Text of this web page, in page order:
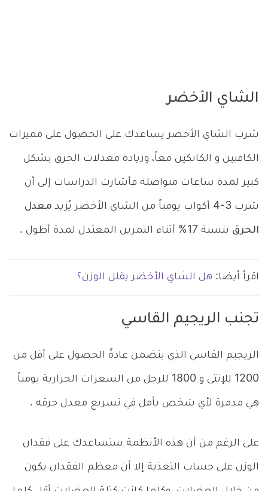
الشاي الأخضر
شرب الشاي الأخضر يساعدك على الحصول على مميزات
الكافيين و الكاتكين معاً، وزيادة معدلات الحرق بشكل
كبير لمدة ساعات متواصلة فأشارت الدراسات إلى أن
شرب 3-4 أكواب يومياً من الشاي الأخضر يُزيد معدل
الحرق بنسبة 17% أثناء التمرين المعتدل لمدة أطول .
اقرأ أيضا: هل الشاي الأخضر يقلل الوزن؟
تجنب الريجيم القاسي
الريجيم القاسي الذي يتضمن عادةً الحصول على أقل من
1200 للإنثى و 1800 للرجل من السعرات الحرارية يومياً
هي مدمرة لأي شخص يأمل في تسريع معدل حرقه .
على الرغم من أن هذه الأنظمة ستساعدك على فقدان
الوزن على حساب التغذية إلا أن معظم الفقدان يكون